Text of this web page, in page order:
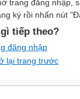
trang đăng nhập,
ký rồi nhấn nút
tiếp theo?
đăng nhập
lại trang trước